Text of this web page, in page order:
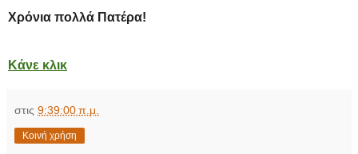
Χρόνια πολλά Πατέρα!
Κάνε κλικ
στις 9:39:00 π.μ.
Κοινή χρήση